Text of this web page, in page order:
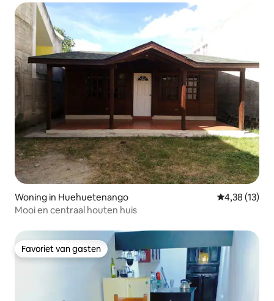
Woning in Huehuetenango Gemiddelde
4,38 (13)
Mooi en centraal houten huis
Favoriet van gasten
Favoriet van gasten